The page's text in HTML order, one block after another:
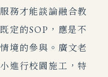
務才能談論融合教
定的SOP，應是不
境的參與。廣文老
進行校園施工，特